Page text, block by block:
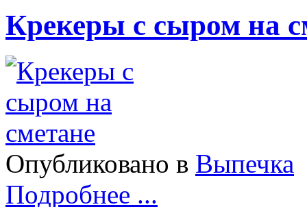
Крекеры с сыром на
Опубликовано в Выпечка
Подробнее ...